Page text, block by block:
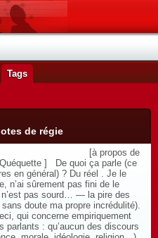
Tags
de régie
de
] De quoi ça parle (ce
en général) ? Du réel . Je le
n’ai sûrement pas fini de le
n’est pas sourd… — la pire des
doute ma propre incrédulité).
qui concerne empiriquement
parlants : qu’aucun des discours